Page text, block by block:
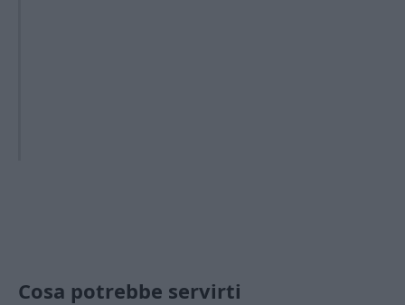
Cosa potrebbe servirti